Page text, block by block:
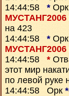
14:44:58 * Орк
МУСТАНГ2006
на 423
14:44:58 * Орк
МУСТАНГ2006
14:44:58 *
этот мир
по левой руке
14:44:58 Орк